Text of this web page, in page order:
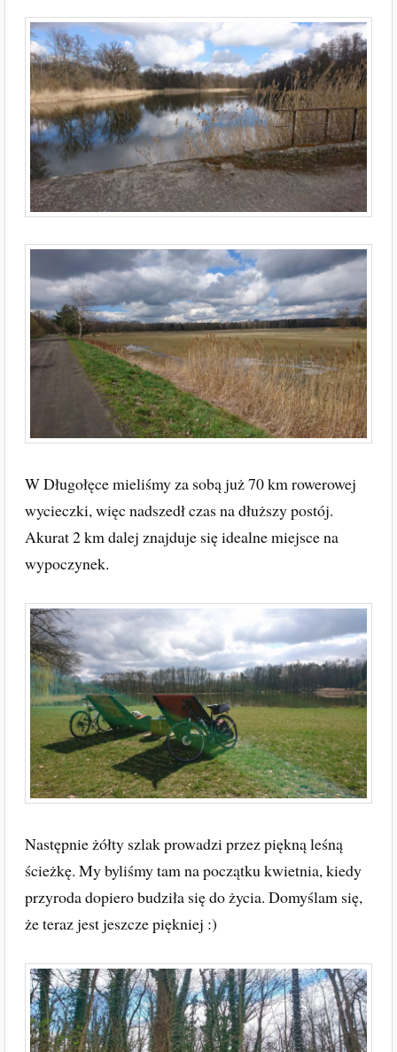
W Długołęce mieliśmy za sobą już 70 km rowerowej
wycieczki, więc nadszedł czas na dłuższy postój.
Akurat 2 km dalej znajduje się idealne miejsce na
wypoczynek.
Następnie żółty szlak prowadzi przez piękną leśną
ścieżkę. My byliśmy tam na początku kwietnia, kiedy
przyroda dopiero budziła się do życia. Domyślam się,
że teraz jest jeszcze piękniej :)